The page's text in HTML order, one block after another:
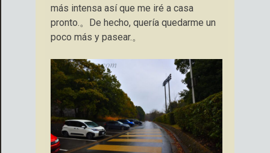
más intensa así que me iré a casa
pronto.。De hecho, quería quedarme un
poco más y pasear.。